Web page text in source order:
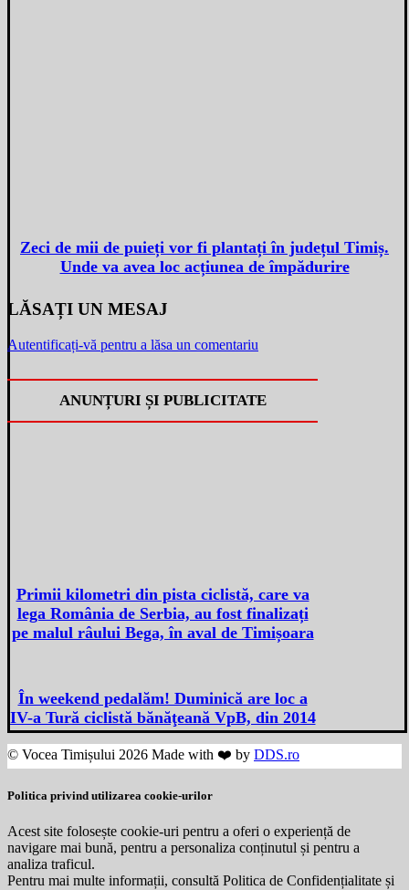
Zeci de mii de puieți vor fi plantați în județul Timiș.
Unde va avea loc acțiunea de împădurire
LĂSAȚI UN MESAJ
Autentificați-vă pentru a lăsa un comentariu
ANUNȚURI ȘI PUBLICITATE
Primii kilometri din pista ciclistă, care va
lega România de Serbia, au fost finalizați
pe malul râului Bega, în aval de Timișoara
În weekend pedalăm! Duminică are loc a
IV-a Tură ciclistă bănăţeană VpB, din 2014
© Vocea Timișului 2026 Made with ❤️ by DDS.ro
Politica privind utilizarea cookie-urilor
Acest site folosește cookie-uri pentru a oferi o experiență de
navigare mai bună, pentru a personaliza conținutul și pentru a
analiza traficul.
Pentru mai multe informații, consultă Politica de Confidențialitate și